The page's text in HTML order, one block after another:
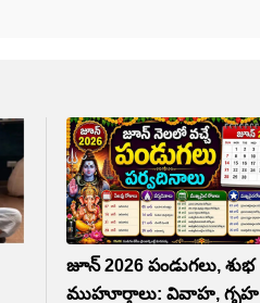
జూన్ 2026 పండుగలు, శుభ
ముహూర్తాలు: వివాహ, గృహ